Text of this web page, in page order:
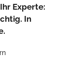
Experte:
In